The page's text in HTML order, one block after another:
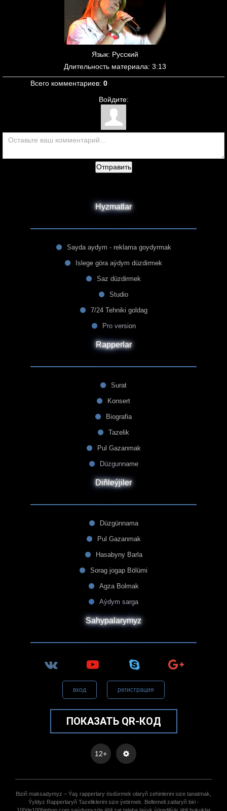
Язык: Русский
Длительность материала: 3:13
Всего комментариев: 0
Войдите:
Отправить
Hyzmatlar
Sayda aydym - reklama goydyrmak
Islege göra aýdym düzdirmek
Saz düzdirmek
Studio
7/24 Tehniki goldag
Pro version
Rapperlar
Surat
Konsert
Biografia
Tazelik
Pul Gazanmak
Düzgunname
Diñleýjiler
Düzgünnama
Pul Gazanmak
Hasabyny Barla
Sorag jogap Bölümi
Agza Bolmak
Aýdym sarga
Sahypalarymyz
вход регистрация
ПОКАЗАТЬ QR-КОД
12+
Biziñ maksadymyz – Ýaş rapperlary ösdürmek olaryñ zehinlerini size tanatmak,
Ýyldyz Rapperlaryñ Tazeliklerini size ýetirmek. Bellemeli zatlaryñ biri -
100de100hiphop.com saýdymyzda ähli zat talaba laýyk ýöredilýär ähli hukuklar